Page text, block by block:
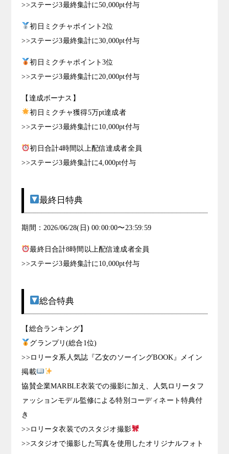
>>ステージ3最終集計に50,000pt付与
初日ミクチャポイント2位
>>ステージ3最終集計に30,000pt付与
初日ミクチャポイント3位
>>ステージ3最終集計に20,000pt付与
【達成ボーナス】
初日ミクチャ獲得5万pt達成者
>>ステージ3最終集計に10,000pt付与
初日合計4時間以上配信達成者全員
>>ステージ3最終集計に4,000pt付与
最終日特典
期間：2026/06/28(日) 00:00:00〜23:59:59
最終日合計8時間以上配信達成者全員
>>ステージ3最終集計に10,000pt付与
総合特典
【総合ランキング】
グランプリ(総合1位)
>>ロリータ系人気誌『乙女のソーイングBOOK』メイン
掲載
協賛企業MARBLE衣装での撮影に加え、人気ロリータフ
ァッションモデル監修による特別コーディネート特典付
き
>>ロリータ衣装でのスタジオ撮影
>>スタジオで撮影した写真を使用したオリジナルフォト